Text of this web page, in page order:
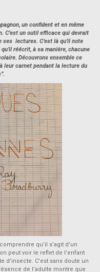
un confident et en même
C’est un outil efficace qui devrait
lectures. C’est là qu’il note
réécrit, à sa manière, chacune
Découvrons ensemble ce
leur carnet pendant la lecture du
qu’il s’agit d’un
peut voir le reflet de l’enfant
d’insecte. C’est sans doute un
de l’adulte montre que